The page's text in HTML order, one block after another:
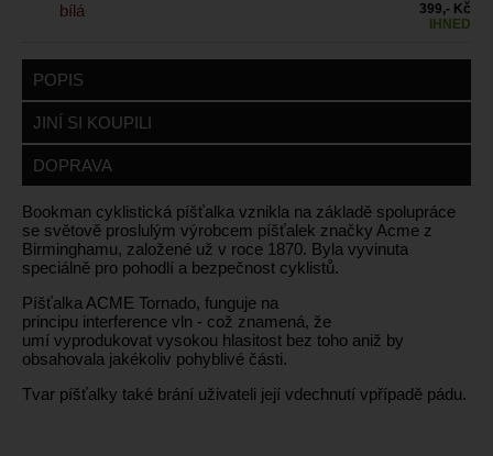
bílá
399,- Kč
IHNED
POPIS
JINÍ SI KOUPILI
DOPRAVA
Bookman cyklistická píšťalka vznikla na základě spolupráce
se světově proslulým výrobcem píšťalek značky Acme z
Birminghamu, založené už v roce 1870. Byla vyvinuta
speciálně pro pohodlí a bezpečnost cyklistů.
Píšťalka ACME Tornado, funguje na
principu interference vln - což znamená, že
umí vyprodukovat vysokou hlasitost bez toho aniž by
obsahovala jakékoliv pohyblivé části.
Tvar píšťalky také brání uživateli její vdechnutí vpřípadě pádu.